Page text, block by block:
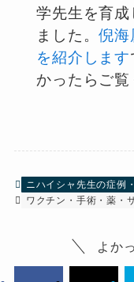
学先生を育
ました。倪海
を紹介します
かったらご覧
ニハイシャ先生の症例
ワクチン・手術・薬・
よか